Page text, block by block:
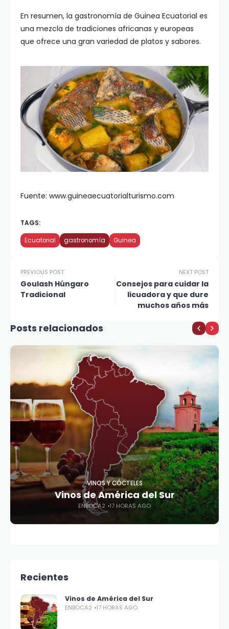
En resumen, la gastronomía de Guinea Ecuatorial es
una mezcla de tradiciones africanas y europeas
que ofrece una gran variedad de platos y sabores.
Fuente: www.guineaecuatorialturismo.com
TAGS:
Ecuatorial gastronomía Guinea
PREVIOUS POST
Goulash Húngaro
Tradicional
NEXT POST
Consejos para cuidar la
licuadora y que dure
muchos años más
Posts relacionados
VINOS Y CÓCTELES
Vinos de América del Sur
ENBOCA2 17 HORAS AGO
Recientes
Vinos de América del Sur
ENBOCA2 17 HORAS AGO